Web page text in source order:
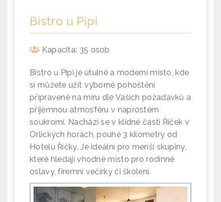
Bistro u Pipi
Kapacita: 35 osob
Bistro u Pipi je útulné a moderní místo, kde
si můžete užít výborné pohoštění
připravené na míru dle Vašich požadavků a
příjemnou atmosféru v naprostém
soukromí. Nachází se v klidné části Říček v
Orlických horách, pouhé 3 kilometry od
Hotelu Říčky. Je ideální pro menší skupiny,
které hledají vhodné místo pro rodinné
oslavy, firemní večírky či školení.